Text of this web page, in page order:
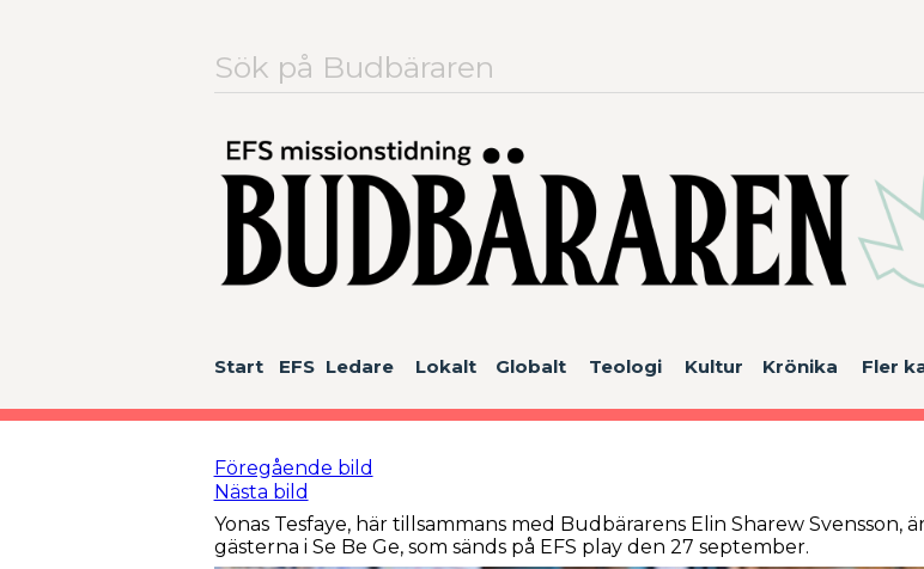
Sök
efter:
Start EFS Ledare Lokalt Globalt Teologi Kultur Krönika Fler
Föregående bild
Nästa bild
Yonas Tesfaye, här tillsammans med Budbärarens Elin Sharew Svensson,
gästerna i Se Be Ge, som sänds på EFS play den 27 september.